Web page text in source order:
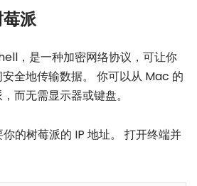
派
，是一种加密网络协议，可让你
全地传输数据。 你可以从 Mac 的
而无需显示器或键盘。
的树莓派的 IP 地址。 打开终端并